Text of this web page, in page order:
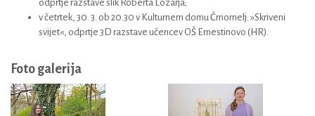
odprtje razstave slik Roberta Lozarja;
v četrtek, 30. 3. ob 20.30 v Kulturnem domu Črnomelj: »Skriveni
svijet«, odprtje 3D razstave učencev OŠ Ernestinovo (HR).
Foto galerija